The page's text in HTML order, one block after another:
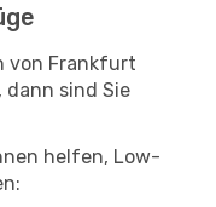
von Frankfurt
dann sind Sie
helfen, Low-